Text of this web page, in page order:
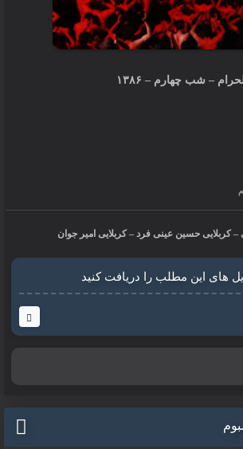
– شب چهارم – ۱۳۸۶
حسین عینی فرد – کربلایی امیر جوان
های این مطلب را دریافت کنید